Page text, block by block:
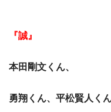
『誠』
本田剛文くん、
勇翔くん、平松賢人くん